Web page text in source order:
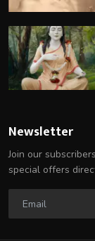
Newsletter
Join our
special offers